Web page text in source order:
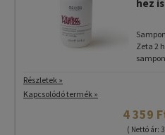
hez
Zeta 2
Részletek »
Kapcsolódó termék »
4 359
( Nettó ár: